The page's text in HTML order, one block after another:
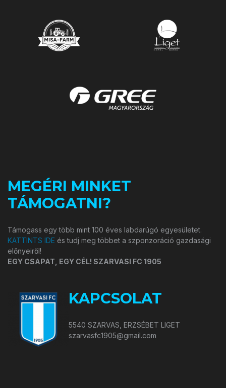
MEGÉRI MINKET
TÁMOGATNI?
Támogass egy több mint 100 éves labdarúgó egyesületet.
KATTINTS IDE és tudj meg többet a szponzoráció gazdasági
előnyeiről!
EGY CSAPAT, EGY CÉL! SZARVASI FC 1905
KAPCSOLAT
5540 SZARVAS, ERZSÉBET LIGET
szarvasfc1905@gmail.com